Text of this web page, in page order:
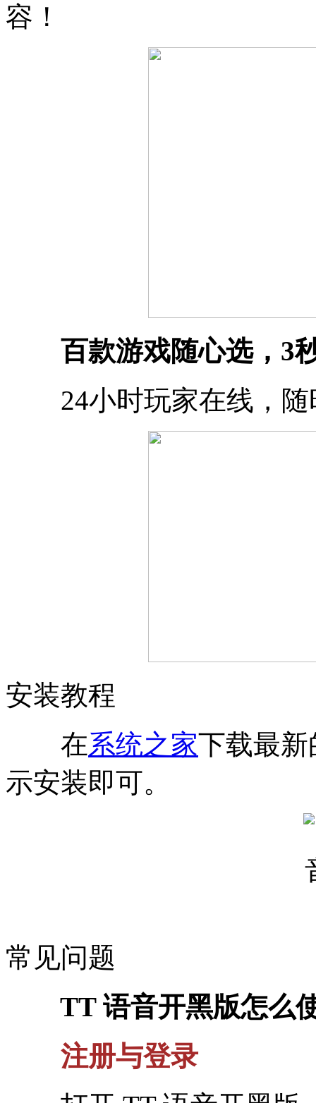
容！
百款游戏随心选，3
24小时玩家在线，随
安装教程
在系统之家下载最
示安装即可。
常见问题
TT 语音开黑版怎么
注册与登录